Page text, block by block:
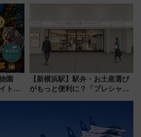
し方
園
トズ
【新横浜駅】駅弁・お土産選び
がもっと便利に？「プレシャス